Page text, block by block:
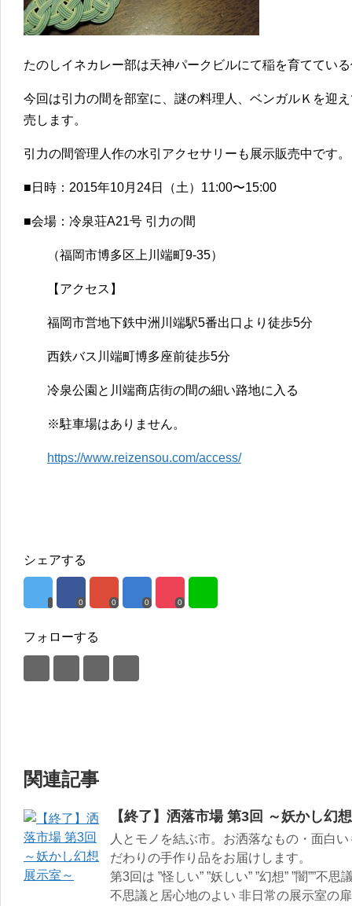
たのしイネカレー部は天神パークビルにて稲を育ててい
今回は引力の間を部室に、謎の料理人、ベンガルＫを迎
売します。
引力の間管理人作の水引アクセサリーも展示販売中です。
■日時：2015年10月24日（土）11:00〜15:00
■会場：冷泉荘A21号 引力の間
（福岡市博多区上川端町9-35）
【アクセス】
福岡市営地下鉄中洲川端駅5番出口より徒歩5分
西鉄バス川端町博多座前徒歩5分
冷泉公園と川端商店街の間の細い路地に入る
※駐車場はありません。
https://www.reizensou.com/access/
シェアする
0 0 0 0
フォローする
関連記事
【終了】洒落市場 第3回 ～妖かし幻
人とモノを結ぶ市。お洒落なもの・面白
だわりの手作り品をお届けします。
第3回は ”怪しい” ”妖しい” ”幻想” ”闇””不
不思議と居心地のよい 非日常の展示室の